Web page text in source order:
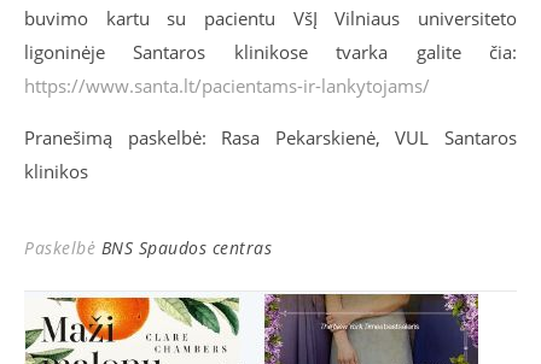
buvimo kartu su pacientu VšĮ Vilniaus universiteto
ligoninėje Santaros klinikose tvarka galite čia:
https://www.santa.lt/pacientams-ir-lankytojams/
Pranešimą paskelbė: Rasa Pekarskienė, VUL Santaros
klinikos
Paskelbė BNS Spaudos centras